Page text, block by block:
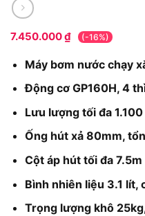
7.450.000₫ (-16%)
Máy bơm nước chạy
Động cơ GP160H, 4
Lưu lượng tối đa
Ống hút xả 80mm,
Cột áp hút tối đa 7.5m
Bình nhiên liệu 3.1 lít,
Trọng lượng khô